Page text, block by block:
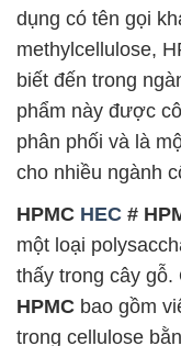
dụng có tên gọi
methylcellulose,
biết đến trong
phẩm này được
phân phối và là
cho nhiều ngành
HPMC HEC #
một loại
thấy trong cây
HPMC bao gồm
trong cellulose